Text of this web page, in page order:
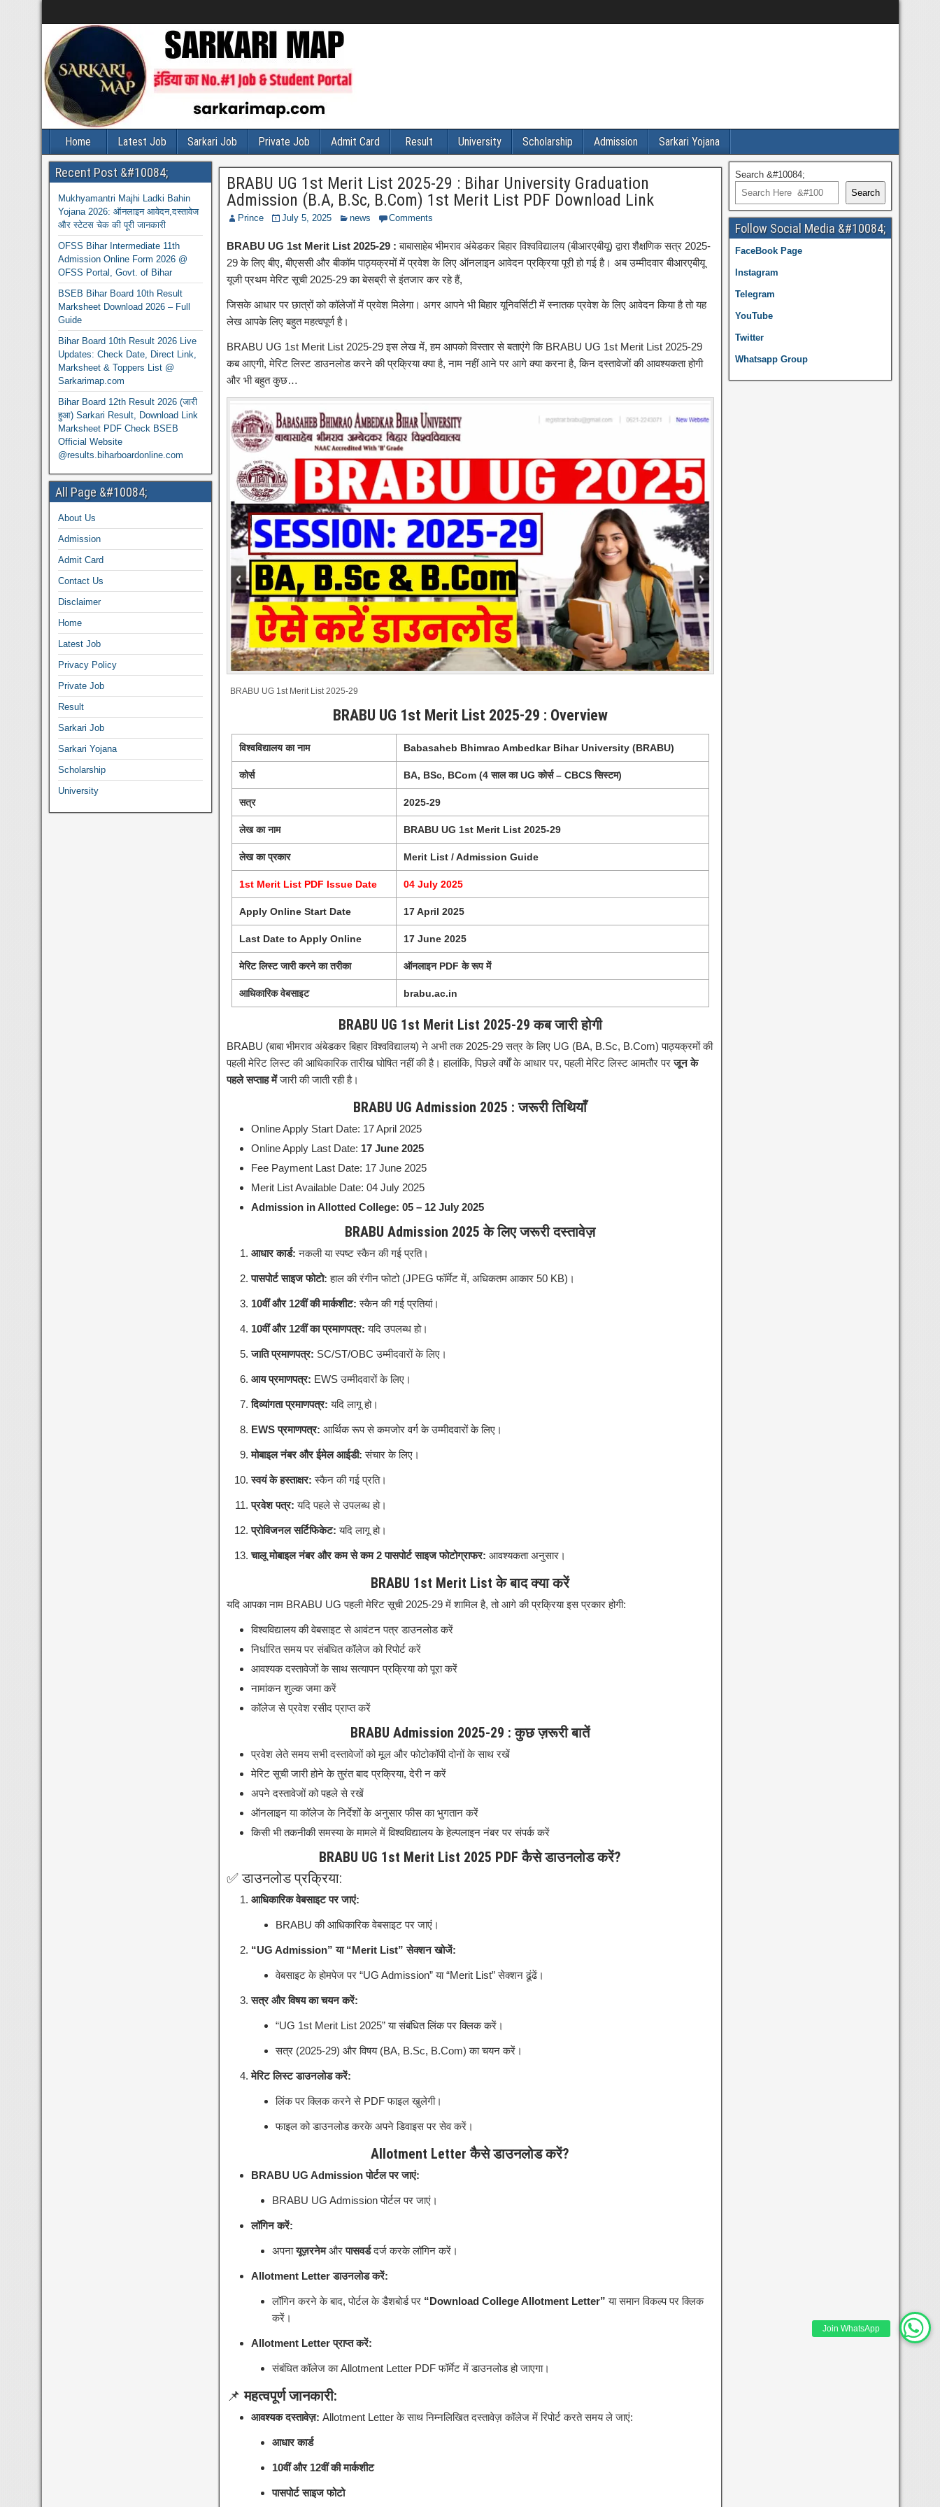
Home Latest Job Sarkari Job Private Job Admit Card Result University Scholarship Admission Sarkari Yojana
Join WhatsApp
BRABU UG 1st Merit List 2025-29 : Bihar University Graduation
Admission (B.A, B.Sc, B.Com) 1st Merit List PDF Download Link
Prince July 5, 2025 news Comments
BRABU UG 1st Merit List 2025-29 : बाबासाहेब भीमराव अंबेडकर बिहार विश्वविद्यालय (बीआरएबीयू) द्वारा शैक्षणिक सत्र 2025-
29 के लिए बीए, बीएससी और बीकॉम पाठ्यक्रमों में प्रवेश के लिए ऑनलाइन आवेदन प्रक्रिया पूरी हो गई है। अब उम्मीदवार बीआरएबीयू
यूजी प्रथम मेरिट सूची 2025-29 का बेसब्री से इंतजार कर रहे हैं,
जिसके आधार पर छात्रों को कॉलेजों में प्रवेश मिलेगा। अगर आपने भी बिहार यूनिवर्सिटी में स्नातक प्रवेश के लिए आवेदन किया है तो यह
लेख आपके लिए बहुत महत्वपूर्ण है।
BRABU UG 1st Merit List 2025-29 इस लेख में, हम आपको विस्तार से बताएंगे कि BRABU UG 1st Merit List 2025-29
कब आएगी, मेरिट लिस्ट डाउनलोड करने की प्रक्रिया क्या है, नाम नहीं आने पर आगे क्या करना है, किन दस्तावेजों की आवश्यकता होगी
और भी बहुत कुछ…
BRABU UG 1st Merit List 2025-29
BRABU UG 1st Merit List 2025-29 : Overview
विश्वविद्यालय का नाम Babasaheb Bhimrao Ambedkar Bihar University (BRABU)
कोर्स BA, BSc, BCom (4 साल का UG कोर्स – CBCS सिस्टम)
सत्र 2025-29
लेख का नाम BRABU UG 1st Merit List 2025-29
लेख का प्रकार Merit List / Admission Guide
1st Merit List PDF Issue Date 04 July 2025
Apply Online Start Date 17 April 2025
Last Date to Apply Online 17 June 2025
मेरिट लिस्ट जारी करने का तरीका ऑनलाइन PDF के रूप में
आधिकारिक वेबसाइट brabu.ac.in
BRABU UG 1st Merit List 2025-29 कब जारी होगी
BRABU (बाबा भीमराव अंबेडकर बिहार विश्वविद्यालय) ने अभी तक 2025-29 सत्र के लिए UG (BA, B.Sc, B.Com) पाठ्यक्रमों की
पहली मेरिट लिस्ट की आधिकारिक तारीख घोषित नहीं की है। हालांकि, पिछले वर्षों के आधार पर, पहली मेरिट लिस्ट आमतौर परजून के
पहले सप्ताह मेंजारी की जाती रही है।
BRABU UG Admission 2025 : जरूरी तिथियाँ
Online Apply Start Date: 17 April 2025
Online Apply Last Date: 17 June 2025
Fee Payment Last Date: 17 June 2025
Merit List Available Date: 04 July 2025
Admission in Allotted College: 05 – 12 July 2025
BRABU Admission 2025 के लिए जरूरी दस्तावेज़
आधार कार्ड: नकली या स्पष्ट स्कैन की गई प्रति।
पासपोर्ट साइज फोटो: हाल की रंगीन फोटो (JPEG फॉर्मेट में, अधिकतम आकार 50 KB)।
10वीं और 12वीं की मार्कशीट: स्कैन की गई प्रतियां।
10वीं और 12वीं का प्रमाणपत्र: यदि उपलब्ध हो।
जाति प्रमाणपत्र: SC/ST/OBC उम्मीदवारों के लिए।
आय प्रमाणपत्र: EWS उम्मीदवारों के लिए।
दिव्यांगता प्रमाणपत्र: यदि लागू हो।
EWS प्रमाणपत्र: आर्थिक रूप से कमजोर वर्ग के उम्मीदवारों के लिए।
मोबाइल नंबर और ईमेल आईडी: संचार के लिए।
स्वयं के हस्ताक्षर: स्कैन की गई प्रति।
प्रवेश पत्र: यदि पहले से उपलब्ध हो।
प्रोविजनल सर्टिफिकेट: यदि लागू हो।
चालू मोबाइल नंबर और कम से कम 2 पासपोर्ट साइज फोटोग्राफर: आवश्यकता अनुसार।
BRABU 1st Merit List के बाद क्या करें
यदि आपका नाम BRABU UG पहली मेरिट सूची 2025-29 में शामिल है, तो आगे की प्रक्रिया इस प्रकार होगी:
विश्वविद्यालय की वेबसाइट से आवंटन पत्र डाउनलोड करें
निर्धारित समय पर संबंधित कॉलेज को रिपोर्ट करें
आवश्यक दस्तावेजों के साथ सत्यापन प्रक्रिया को पूरा करें
नामांकन शुल्क जमा करें
कॉलेज से प्रवेश रसीद प्राप्त करें
BRABU Admission 2025-29 : कुछ ज़रूरी बातें
प्रवेश लेते समय सभी दस्तावेजों को मूल और फोटोकॉपी दोनों के साथ रखें
मेरिट सूची जारी होने के तुरंत बाद प्रक्रिया, देरी न करें
अपने दस्तावेजों को पहले से रखें
ऑनलाइन या कॉलेज के निर्देशों के अनुसार फीस का भुगतान करें
किसी भी तकनीकी समस्या के मामले में विश्वविद्यालय के हेल्पलाइन नंबर पर संपर्क करें
BRABU UG 1st Merit List 2025 PDF कैसे डाउनलोड करें?
✅ डाउनलोड प्रक्रिया:
आधिकारिक वेबसाइट पर जाएं:
BRABU की आधिकारिक वेबसाइट पर जाएं।
“UG Admission” या “Merit List” सेक्शन खोजें:
वेबसाइट के होमपेज पर “UG Admission” या “Merit List” सेक्शन ढूंढें।
सत्र और विषय का चयन करें:
“UG 1st Merit List 2025” या संबंधित लिंक पर क्लिक करें।
सत्र (2025-29) और विषय (BA, B.Sc, B.Com) का चयन करें।
मेरिट लिस्ट डाउनलोड करें:
लिंक पर क्लिक करने से PDF फाइल खुलेगी।
फाइल को डाउनलोड करके अपने डिवाइस पर सेव करें।
Allotment Letter कैसे डाउनलोड करें?
BRABU UG Admission पोर्टल पर जाएं:
BRABU UG Admission पोर्टल पर जाएं।
लॉगिन करें:
अपनायूज़रनेमऔरपासवर्डदर्ज करके लॉगिन करें।
Allotment Letter डाउनलोड करें:
लॉगिन करने के बाद, पोर्टल के डैशबोर्ड पर “Download College Allotment Letter” या समान विकल्प पर क्लिक
करें।
Allotment Letter प्राप्त करें:
संबंधित कॉलेज का Allotment Letter PDF फॉर्मेट में डाउनलोड हो जाएगा।
📌महत्वपूर्ण जानकारी:
आवश्यक दस्तावेज़: Allotment Letter के साथ निम्नलिखित दस्तावेज़ कॉलेज में रिपोर्ट करते समय ले जाएं:
आधार कार्ड
10वीं और 12वीं की मार्कशीट
पासपोर्ट साइज फोटो
Recent Post &#10084;
Mukhyamantri Majhi Ladki Bahin
Yojana 2026: ऑनलाइन आवेदन,दस्तावेज
और स्टेटस चेक की पूरी जानकारी
OFSS Bihar Intermediate 11th
Admission Online Form 2026 @
OFSS Portal, Govt. of Bihar
BSEB Bihar Board 10th Result
Marksheet Download 2026 – Full
Guide
Bihar Board 10th Result 2026 Live
Updates: Check Date, Direct Link,
Marksheet & Toppers List @
Sarkarimap.com
Bihar Board 12th Result 2026 (जारी
हुआ) Sarkari Result, Download Link
Marksheet PDF Check BSEB
Official Website
@results.biharboardonline.com
All Page &#10084;
About Us
Admission
Admit Card
Contact Us
Disclaimer
Home
Latest Job
Privacy Policy
Private Job
Result
Sarkari Job
Sarkari Yojana
Scholarship
University
Search &#10084;
Search
Follow Social Media &#10084;
FaceBook Page
Instagram
Telegram
YouTube
Twitter
Whatsapp Group